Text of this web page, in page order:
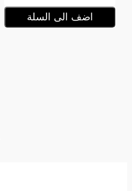
اضف الى السلة